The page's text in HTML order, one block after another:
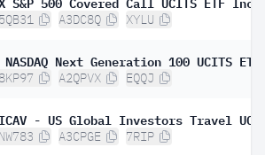
A3DC8Q XYLU
Next Generation 100 UCITS
A2QPVX EQQJ
A3CPGE 7RIP